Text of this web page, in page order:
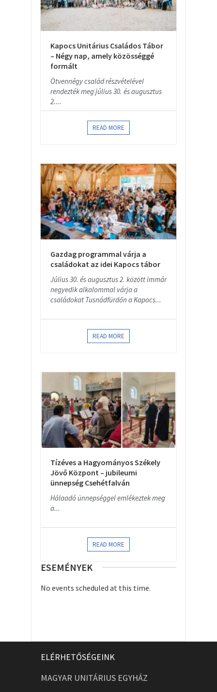
Kapocs Unitárius Családos Tábor
– Négy nap, amely közösséggé
formált
Ötvennégy család részvételével
rendezték meg július 30. és augusztus
2....
READ MORE
Gazdag programmal várja a
családokat az idei Kapocs tábor
Július 30. és augusztus 2. között immár
negyedik alkalommal várja a
családokat Tusnádfürdőn a Kapocs...
READ MORE
Tízéves a Hagyományos Székely
Jövő Központ – jubileumi
ünnepség Csehétfalván
Hálaadó ünnepséggel emlékeztek meg
a...
READ MORE
ESEMÉNYEK
No events scheduled at this time.
ELÉRHETŐSÉGEINK
MAGYAR UNITÁRIUS EGYHÁZ